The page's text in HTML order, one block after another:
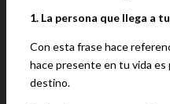
1. La persona que llega a
Con esta frase hace
hace presente en tu vida es
destino.